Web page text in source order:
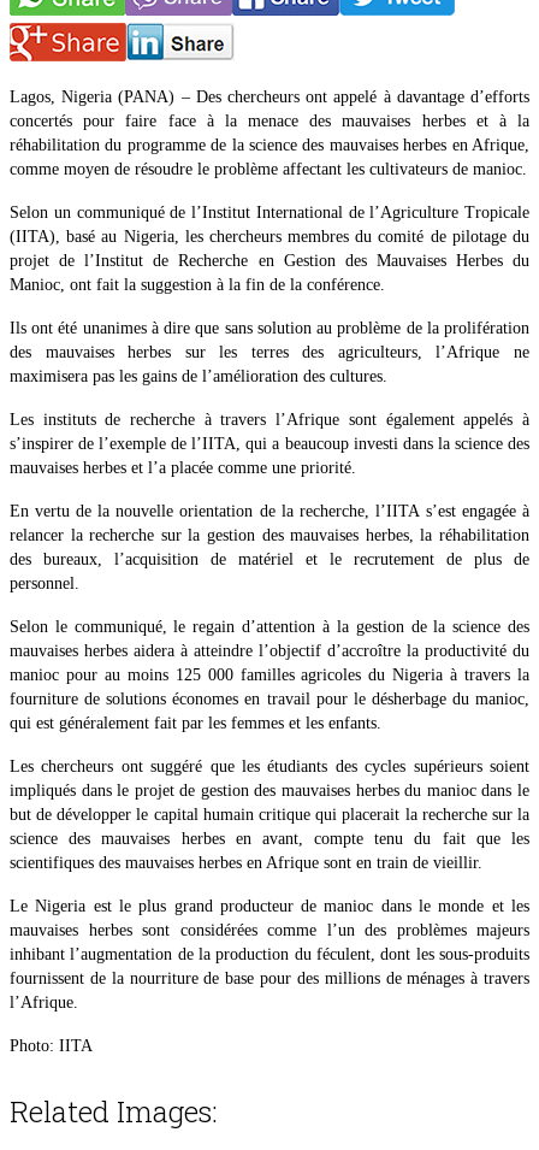
Lagos, Nigeria (PANA) – Des chercheurs ont appelé à davantage d’efforts
concertés pour faire face à la menace des mauvaises herbes et à la
réhabilitation du programme de la science des mauvaises herbes en Afrique,
comme moyen de résoudre le problème affectant les cultivateurs de manioc.
Selon un communiqué de l’Institut International de l’Agriculture Tropicale
(IITA), basé au Nigeria, les chercheurs membres du comité de pilotage du
projet de l’Institut de Recherche en Gestion des Mauvaises Herbes du
Manioc, ont fait la suggestion à la fin de la conférence.
Ils ont été unanimes à dire que sans solution au problème de la prolifération
des mauvaises herbes sur les terres des agriculteurs, l’Afrique ne
maximisera pas les gains de l’amélioration des cultures.
Les instituts de recherche à travers l’Afrique sont également appelés à
s’inspirer de l’exemple de l’IITA, qui a beaucoup investi dans la science des
mauvaises herbes et l’a placée comme une priorité.
En vertu de la nouvelle orientation de la recherche, l’IITA s’est engagée à
relancer la recherche sur la gestion des mauvaises herbes, la réhabilitation
des bureaux, l’acquisition de matériel et le recrutement de plus de
personnel.
Selon le communiqué, le regain d’attention à la gestion de la science des
mauvaises herbes aidera à atteindre l’objectif d’accroître la productivité du
manioc pour au moins 125 000 familles agricoles du Nigeria à travers la
fourniture de solutions économes en travail pour le désherbage du manioc,
qui est généralement fait par les femmes et les enfants.
Les chercheurs ont suggéré que les étudiants des cycles supérieurs soient
impliqués dans le projet de gestion des mauvaises herbes du manioc dans le
but de développer le capital humain critique qui placerait la recherche sur la
science des mauvaises herbes en avant, compte tenu du fait que les
scientifiques des mauvaises herbes en Afrique sont en train de vieillir.
Le Nigeria est le plus grand producteur de manioc dans le monde et les
mauvaises herbes sont considérées comme l’un des problèmes majeurs
inhibant l’augmentation de la production du féculent, dont les sous-produits
fournissent de la nourriture de base pour des millions de ménages à travers
l’Afrique.
Photo: IITA
Related Images: